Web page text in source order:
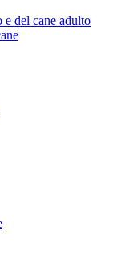
e del cane adulto